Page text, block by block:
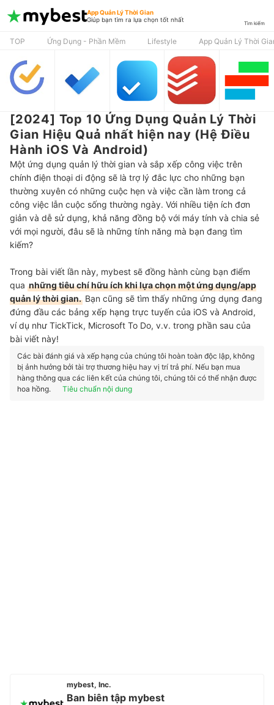
App Quản Lý Thời Gian
Giúp bạn tìm ra lựa chọn tốt nhất
Tìm kiếm
TOP Ứng Dụng - Phần Mềm Lifestyle App Quản Lý Thời
[2024] Top 10 Ứng Dụng Quản Lý Thời
Gian Hiệu Quả nhất hiện nay (Hệ Điều
Hành iOS Và Android)
Một ứng dụng quản lý thời gian và sắp xếp công việc trên
chính điện thoại di động sẽ là trợ lý đắc lực cho những bạn
thường xuyên có những cuộc hẹn và việc cần làm trong cả
công việc lẫn cuộc sống thường ngày. Với nhiều tiện ích đơn
giản và dễ sử dụng, khả năng đồng bộ với máy tính và chia sẻ
với mọi người, đâu sẽ là những tính năng mà bạn đang tìm
kiếm?
Trong bài viết lần này, mybest sẽ đồng hành cùng bạn điểm
qua những tiêu chí hữu ích khi lựa chọn một ứng dụng/app
quản lý thời gian. Bạn cũng sẽ tìm thấy những ứng dụng đang
đứng đầu các bảng xếp hạng trực tuyến của iOS và Android,
ví dụ như TickTick, Microsoft To Do, v.v. trong phần sau của
bài viết này!
Các bài đánh giá và xếp hạng của chúng tôi hoàn toàn độc lập, không
bị ảnh hưởng bởi tài trợ thương hiệu hay vị trí trả phí. Nếu bạn mua
hàng thông qua các liên kết của chúng tôi, chúng tôi có thể nhận được
hoa hồng.
Tiêu chuẩn nội dung
mybest, Inc.
Ban biên tập mybest